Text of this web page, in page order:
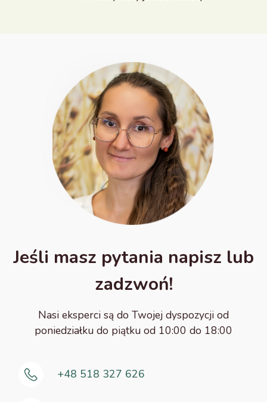
Jeśli masz pytania napisz lub
zadzwoń!
Nasi eksperci są do Twojej dyspozycji od
poniedziałku do piątku od 10:00 do 18:00
+48 518 327 626